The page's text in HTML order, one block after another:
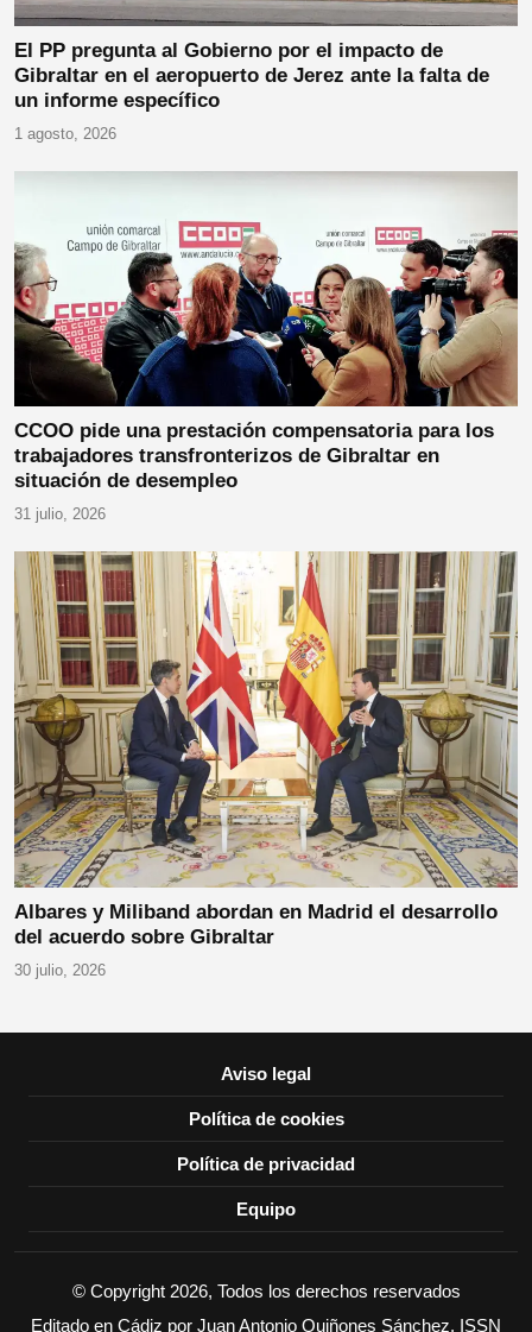
El PP pregunta al Gobierno por el impacto de
Gibraltar en el aeropuerto de Jerez ante la falta de
un informe específico
1 agosto, 2026
CCOO pide una prestación compensatoria para los
trabajadores transfronterizos de Gibraltar en
situación de desempleo
31 julio, 2026
Albares y Miliband abordan en Madrid el desarrollo
del acuerdo sobre Gibraltar
30 julio, 2026
Aviso legal
Política de cookies
Política de privacidad
Equipo
© Copyright 2026, Todos los derechos reservados
Editado en Cádiz por Juan Antonio Quiñones Sánchez. ISSN